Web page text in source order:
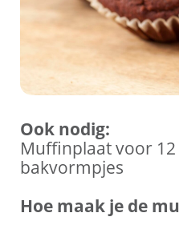
Ook nodig:
Muffinplaat voor
bakvormpjes
Hoe maak je de